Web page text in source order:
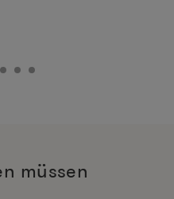
müssen